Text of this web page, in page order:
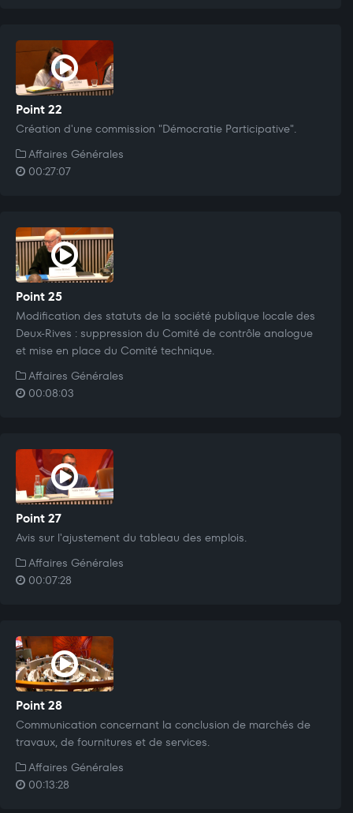
Point 22
Création d'une commission "Démocratie Participative".
Affaires Générales
00:27:07
Point 25
Modification des statuts de la société publique locale des
Deux-Rives : suppression du Comité de contrôle analogue
et mise en place du Comité technique.
Affaires Générales
00:08:03
Point 27
Avis sur l'ajustement du tableau des emplois.
Affaires Générales
00:07:28
Point 28
Communication concernant la conclusion de marchés de
travaux, de fournitures et de services.
Affaires Générales
00:13:28